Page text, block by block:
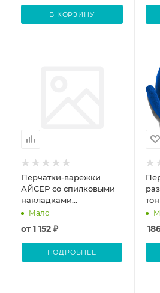
В КОРЗИНУ
Перчатки-варежки
АЙСЕР со спилковыми
накладками
(утеп.Тинсулейт)
Мало
от1 152 ₽
ПОДРОБНЕЕ